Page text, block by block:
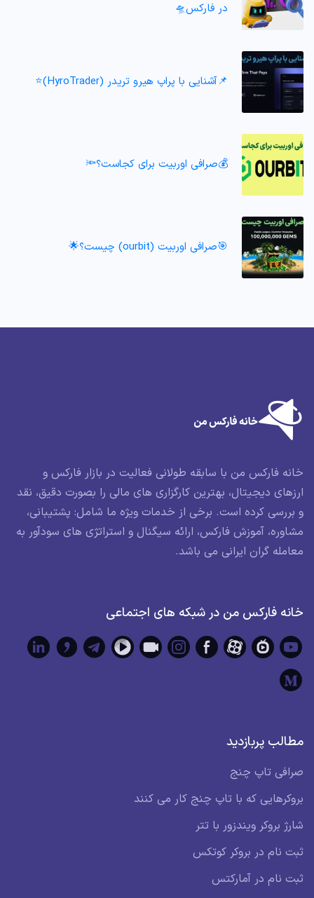
در فارکس🛸
📌آشنایی با پراپ هیرو تریدر (HyroTrader)⭐️
💰صرافی اوربیت برای کجاست؟🔦
🎯صرافی اوربیت (ourbit) چیست؟🌟
خانه فارکس من با سابقه طولانی فعالیت در بازار فارکس و
ارزهای دیجیتال، بهترین کارگزاری های مالی را بصورت دقیق، نقد
و بررسی کرده است. برخی از خدمات ویژه ما شامل: پشتیبانی،
مشاوره، آموزش فارکس، ارائه سیگنال و استراتژی های سودآور به
معامله گران ایرانی می باشد.
خانه فارکس من در شبکه های اجتماعی
مطالب پربازدید
صرافی تاپ چنج
بروکرهایی که با تاپ چنج کار می کنند
شارژ بروکر ویندزور با تتر
ثبت نام در بروکر کوتکس
ثبت نام در آمارکتس